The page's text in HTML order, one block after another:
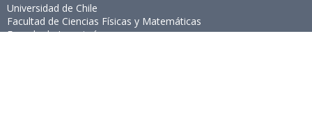
Universidad de Chile
Facultad de Ciencias Físicas y Matemáticas
Escuela de Ingeniería